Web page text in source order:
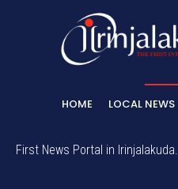
HOME LOCAL NEWS
First News Portal in Irinjalakuda.